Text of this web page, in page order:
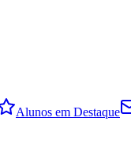
Alunos em Destaque